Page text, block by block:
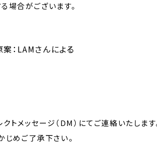
場合がございます。
：LAMさんによる
メッセージ（DM）にてご連絡いたします
めご了承下さい。